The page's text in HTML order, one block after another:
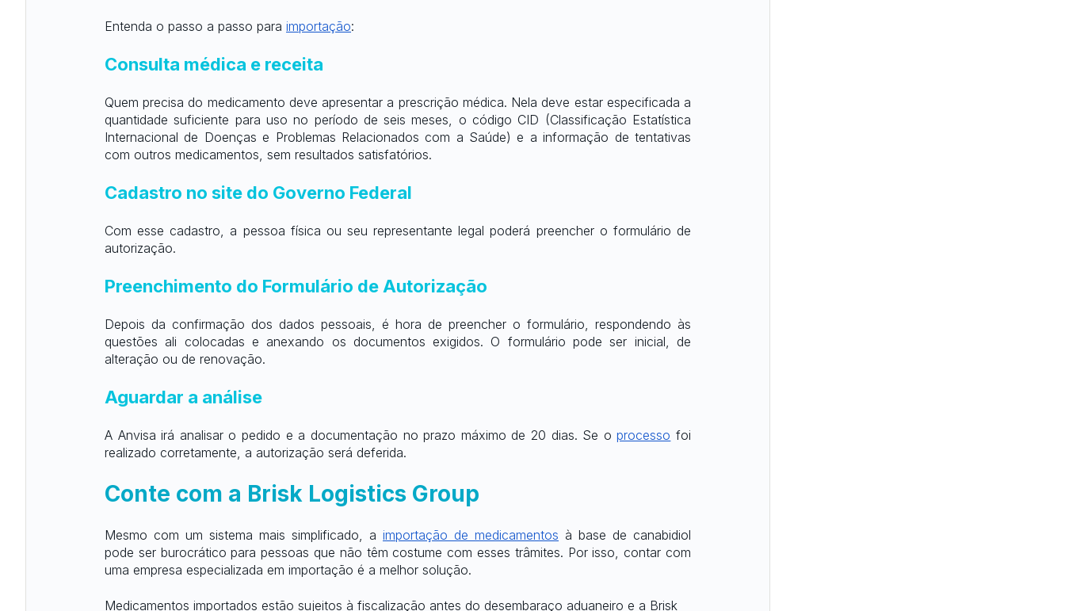
Entenda o passo a passo para importação:
Consulta médica e receita
Quem precisa do medicamento deve apresentar a prescrição médica. Nela deve estar especificada a
quantidade suficiente para uso no período de seis meses, o código CID (Classificação Estatística
Internacional de Doenças e Problemas Relacionados com a Saúde) e a informação de tentativas
com outros medicamentos, sem resultados satisfatórios.
Cadastro no site do Governo Federal
Com esse cadastro, a pessoa física ou seu representante legal poderá preencher o formulário de
autorização.
Preenchimento do Formulário de Autorização
Depois da confirmação dos dados pessoais, é hora de preencher o formulário, respondendo às
questões ali colocadas e anexando os documentos exigidos. O formulário pode ser inicial, de
alteração ou de renovação.
Aguardar a análise
A Anvisa irá analisar o pedido e a documentação no prazo máximo de 20 dias. Se o processo foi
realizado corretamente, a autorização será deferida.
Conte com a Brisk Logistics Group
Mesmo com um sistema mais simplificado, a importação de medicamentos à base de canabidiol
pode ser burocrático para pessoas que não têm costume com esses trâmites. Por isso, contar com
uma empresa especializada em importação é a melhor solução.
Medicamentos importados estão sujeitos à fiscalização antes do desembaraço aduaneiro e a Brisk